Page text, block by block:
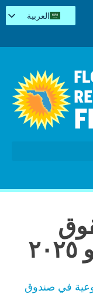
العربية
Español
简体中文
Tiếng Việt
اردو
في صندوق